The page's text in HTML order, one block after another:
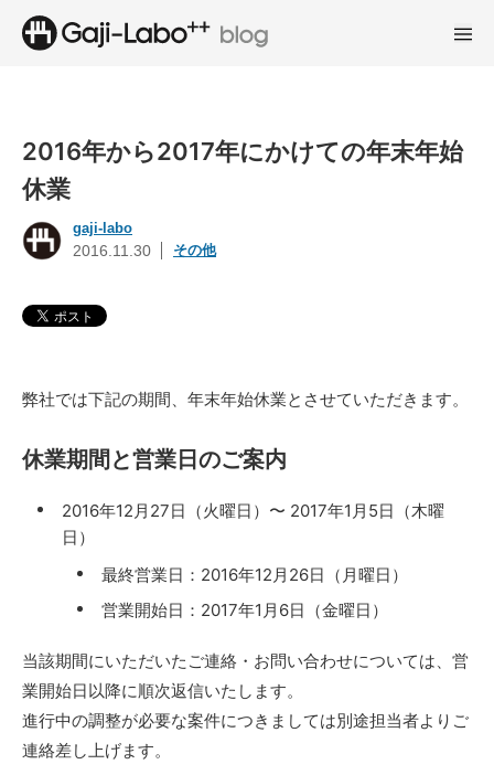
2016年から2017年にかけての年末年始
休業
gaji-labo
2016.11.30 その他
弊社では下記の期間、年末年始休業とさせていただきます。
休業期間と営業日のご案内
2016年12月27日（火曜日）〜 2017年1月5日（木曜
日）
最終営業日：2016年12月26日（月曜日）
営業開始日：2017年1月6日（金曜日）
当該期間にいただいたご連絡・お問い合わせについては、営
業開始日以降に順次返信いたします。
進行中の調整が必要な案件につきましては別途担当者よりご
連絡差し上げます。